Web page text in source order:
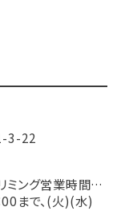
3-22
ミング営業時間…
まで、(火)(水)